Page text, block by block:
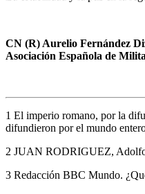
CN (R) Aurelio Fernández
Asociación Española de
1 El imperio romano, por la
difundieron por el mundo
2 JUAN RODRIGUEZ,
3 Redacción BBC Mundo.